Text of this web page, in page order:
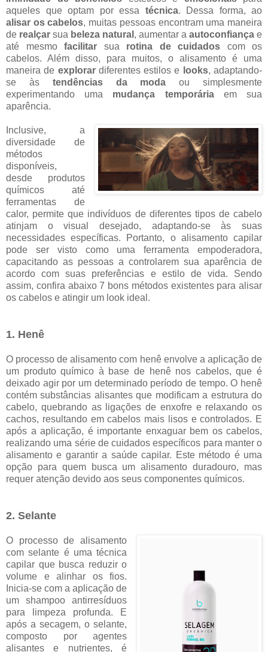
aqueles que optam por essa técnica. Dessa forma, ao
alisar os cabelos, muitas pessoas encontram uma maneira
de realçar sua beleza natural , aumentar a autoconfiança e
até mesmo facilitar sua rotina de cuidados com os
cabelos. Além disso, para muitos, o alisamento é uma
maneira de explorardiferentes estilos e looks, adaptando-
se às tendências da moda ou simplesmente
experimentando uma mudança temporáriaem sua
aparência.
Inclusive, a
diversidade de
métodos
disponíveis,
desde produtos
químicos até
ferramentas de
calor, permite que indivíduos de diferentes tipos de cabelo
atinjam o visual desejado, adaptando-se às suas
necessidades específicas. Portanto, o alisamento capilar
pode ser visto como uma ferramenta empoderadora,
capacitando as pessoas a controlarem sua aparência de
acordo com suas preferências e estilo de vida. Sendo
assim, confira abaixo 7 bons métodos existentes para alisar
os cabelos e atingir um look ideal.
1. Henê
O processo de alisamento com henê envolve a aplicação de
um produto químico à base de henê nos cabelos, que é
deixado agir por um determinado período de tempo. O henê
contém substâncias alisantes que modificam a estrutura do
cabelo, quebrando as ligações de enxofre e relaxando os
cachos, resultando em cabelos mais lisos e controlados. E
após a aplicação, é importante enxaguar bem os cabelos,
realizando uma série de cuidados específicos para manter o
alisamento e garantir a saúde capilar. Este método é uma
opção para quem busca um alisamento duradouro, mas
requer atenção devido aos seus componentes químicos.
2. Selante
O processo de alisamento
com selante é uma técnica
capilar que busca reduzir o
volume e alinhar os fios.
Inicia-se com a aplicação de
um shampoo antirresíduos
para limpeza profunda. E
após a secagem, o selante,
composto por agentes
alisantes e nutrientes, é